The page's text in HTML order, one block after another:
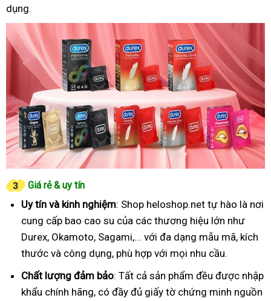
dụng.
Giá rẻ & uy tín
Uy tín và kinh nghiệm: Shop heloshop.net tự hào là nơi
cung cấp bao cao su của các thương hiệu lớn như
Durex, Okamoto, Sagami,... với đa dạng mẫu mã, kích
thước và công dụng, phù hợp với mọi nhu cầu.
Chất lượng đảm bảo: Tất cả sản phẩm đều được nhập
khẩu chính hãng, có đầy đủ giấy tờ chứng minh nguồn